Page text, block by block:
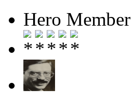
Hero Member